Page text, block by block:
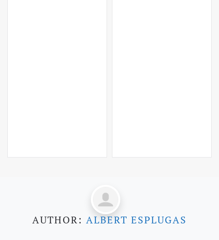
AUTHOR: ALBERT ESPLUGAS